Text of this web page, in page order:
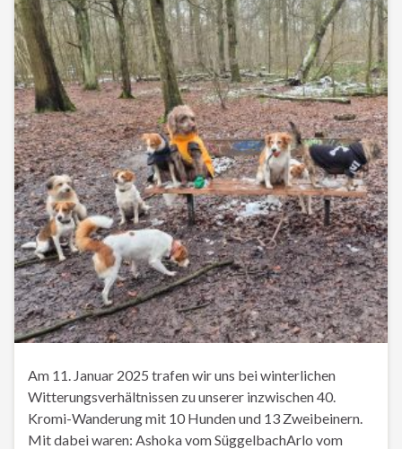
Am 11. Januar 2025 trafen wir uns bei winterlichen
Witterungsverhältnissen zu unserer inzwischen 40.
Kromi-Wanderung mit 10 Hunden und 13 Zweibeinern.
Mit dabei waren: Ashoka vom SüggelbachArlo vom